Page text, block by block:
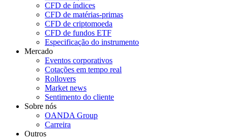
CFD de índices
CFD de matérias-primas
CFD de criptomoeda
CFD de fundos ETF
Especificação do instrumento
Mercado
Eventos corporativos
Cotações em tempo real
Rollovers
Market news
Sentimento do cliente
Sobre nós
OANDA Group
Carreira
Outros